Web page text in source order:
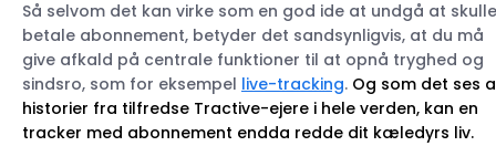
Så selvom det kan virke som en god ide at undgå at skulle
betale abonnement, betyder det sandsynligvis, at du må
give afkald på centrale funktioner til at opnå tryghed og
sindsro, som for eksempel live-tracking. Og som det ses
historier fra tilfredse Tractive-ejere i hele verden, kan en
tracker med abonnement endda redde dit kæledyrs liv.